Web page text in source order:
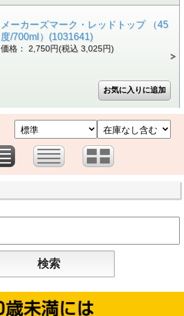
メーカーズマーク・レッドトップ （45
度/700ml）(1031641)
価格： 2,750円(税込 3,025円)